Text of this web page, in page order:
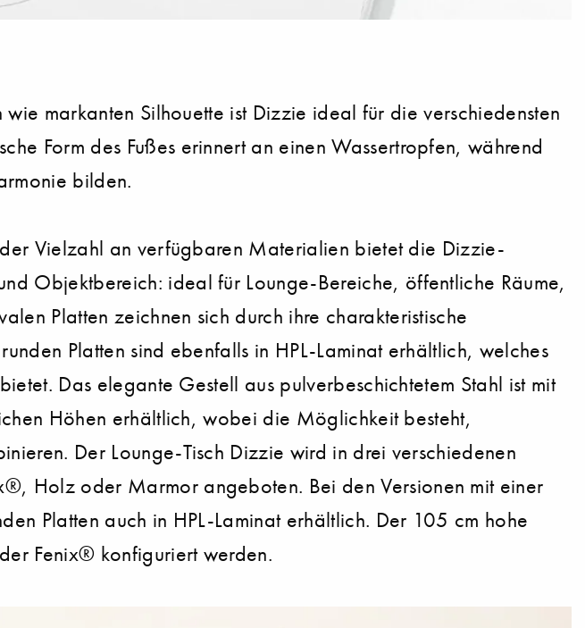
markanten Silhouette ist Dizzie ideal für die verschiedensten
Form des Fußes erinnert an einen Wassertropfen, während
bilden.
Vielzahl an verfügbaren Materialien bietet die Dizzie-
Objektbereich: ideal für Lounge-Bereiche, öffentliche Räume,
Platten zeichnen sich durch ihre charakteristische
Platten sind ebenfalls in HPL-Laminat erhältlich, welches
Das elegante Gestell aus pulverbeschichtetem Stahl ist mit
Höhen erhältlich, wobei die Möglichkeit besteht,
Der Lounge-Tisch Dizzie wird in drei verschiedenen
Holz oder Marmor angeboten. Bei den Versionen mit einer
Platten auch in HPL-Laminat erhältlich. Der 105 cm hohe
Fenix® konfiguriert werden.